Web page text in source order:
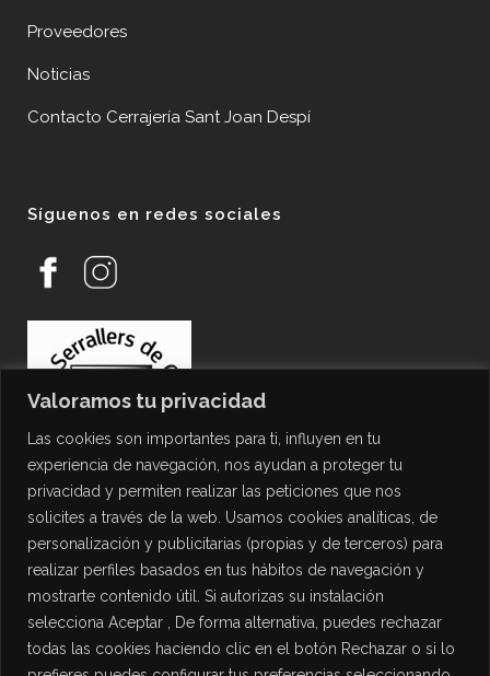
Valoramos tu privacidad
Las cookies son importantes para ti, influyen en tu
experiencia de navegación, nos ayudan a proteger tu
privacidad y permiten realizar las peticiones que nos
solicites a través de la web. Usamos cookies analíticas, de
personalización y publicitarias (propias y de terceros) para
realizar perfiles basados en tus hábitos de navegación y
mostrarte contenido útil. Si autorizas su instalación
selecciona Aceptar , De forma alternativa, puedes rechazar
todas las cookies haciendo clic en el botón Rechazar o si lo
Proveedores
Noticias
Contacto Cerrajería Sant Joan Despí
Síguenos en redes sociales
PROTECCIÓN DE DATOS
Política de Privacidad
Política de Cookies
Aviso Legal